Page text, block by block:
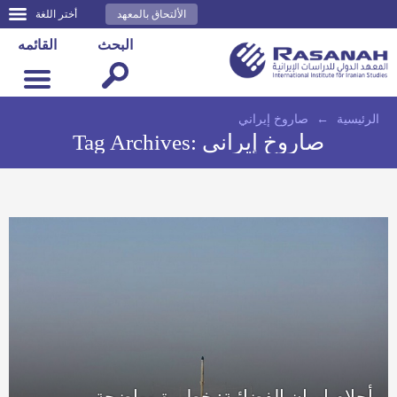
أختر اللغة الألتحاق بالمعهد
القائمه البحث
الرئيسية ← صاروخ إيراني
Tag Archives: صاروخ إيراني